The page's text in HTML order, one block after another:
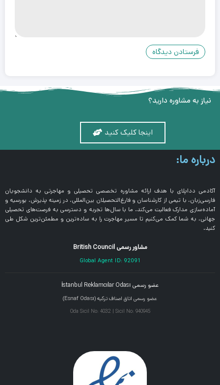
نیاز به مشاوره دارید؟
اینجا کلیک کنید
درباره ما:
آکادمی دداپلای با هدف ارائه مشاوره تخصصی تحصیلی و مهاجرتی به دانشجویان
فارسی‌زبان، با تیمی از کارشناسان و فارغ‌التحصیلان بین‌المللی، در زمینه پذیرش، بورسیه و
آماده‌سازی مدارک فعالیت می‌کند. ما با سال‌ها تجربه و دسترسی به فرصت‌های تحصیلی
جهانی، به شما کمک می‌کنیم تا مسیر مهاجرت را به ساده‌ترین و مطمئن‌ترین شکل طی
کنید.
مشاور رسمی British Council
Global Agent ID: 92091
عضو رسمی İstanbul Reklamcılar Odası
عضو رسمی اتاق اصناف ترکیه (Esnaf Odası)
Oda Sicil No: 4032 | Sicil No: 940945